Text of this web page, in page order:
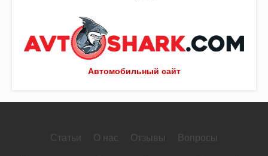
Автомобильный сайт
Статьи О нас Отзывы Вопросы